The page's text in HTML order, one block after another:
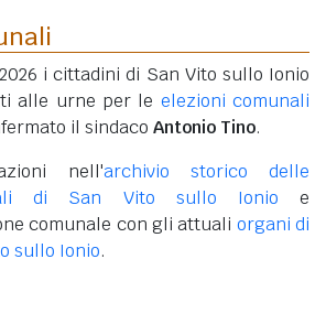
i cittadini di San Vito sullo Ionio
alle urne per le elezioni comunali
il sindaco Antonio Tino.
nell'archivio storico delle
di San Vito sullo Ionio e
comunale con gli attuali organi di
sullo Ionio.